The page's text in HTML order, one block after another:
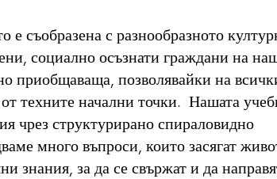
съобразена с разнообразното
социално осъзнати граждани на
приобщаваща, позволявайки на
техните начални точки. Нашата
чрез структурирано спираловидно
много въпроси, които засягат
знания, за да се свържат и да